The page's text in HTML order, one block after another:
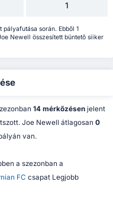
1
során. Ebből 1
Newell összesített büntető siiker
14 mérkőzésen jelent
Joe Newell átlagosan 0
van.
a szezonban a
FC csapat Legjobb